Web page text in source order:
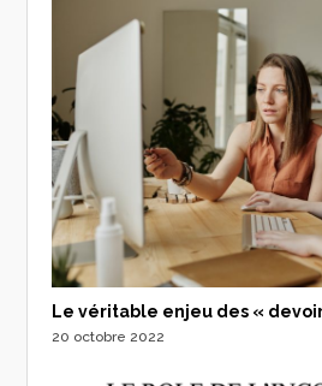
Le véritable enjeu des «
20 octobre 2022